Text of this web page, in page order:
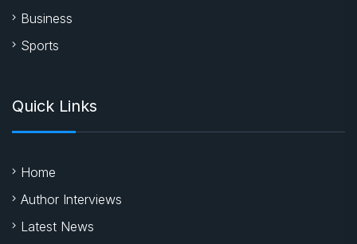
Business
Sports
Quick Links
Home
Author Interviews
Latest News